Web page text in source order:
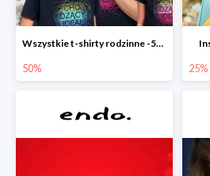
Wszystkie t-shirty rodzinne -50%
50% 25%